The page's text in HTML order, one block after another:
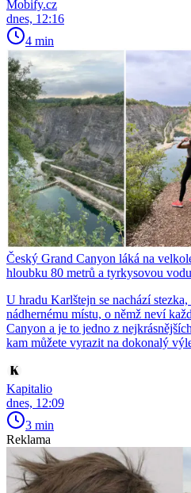
Mobify.cz
dnes, 12:16
4 min
Český Grand Canyon láká na
hloubku 80 metrů a tyrkysovou
U hradu Karlštejn se nachází
nádhernému místu, o němž neví
Canyon a je to jedno z
kam můžete vyrazit na dokonalý
Kapitalio
dnes, 12:09
3 min
Reklama